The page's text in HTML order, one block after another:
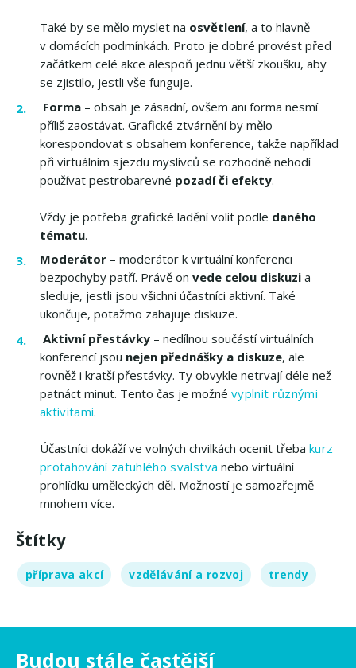
Také by se mělo myslet na osvětlení, a to hlavně
v domácích podmínkách. Proto je dobré provést před
začátkem celé akce alespoň jednu větší zkoušku, aby
se zjistilo, jestli vše funguje.
Forma – obsah je zásadní, ovšem ani forma nesmí
příliš zaostávat. Grafické ztvárnění by mělo
korespondovat s obsahem konference, takže například
při virtuálním sjezdu myslivců se rozhodně nehodí
používat pestrobarevné pozadí či efekty.
Vždy je potřeba grafické ladění volit podle daného
tématu.
Moderátor – moderátor k virtuální konferenci
bezpochyby patří. Právě on vede celou diskuzi a
sleduje, jestli jsou všichni účastníci aktivní. Také
ukončuje, potažmo zahajuje diskuze.
Aktivní přestávky – nedílnou součástí virtuálních
konferencí jsou nejen přednášky a diskuze, ale
rovněž i kratší přestávky. Ty obvykle netrvají déle než
patnáct minut. Tento čas je možné vyplnit různými
aktivitami.
Účastníci dokáží ve volných chvilkách ocenit třeba kurz
protahování zatuhlého svalstva nebo virtuální
prohlídku uměleckých děl. Možností je samozřejmě
mnohem více.
Štítky
příprava akcí vzdělávání a rozvoj trendy
Budou stále častější